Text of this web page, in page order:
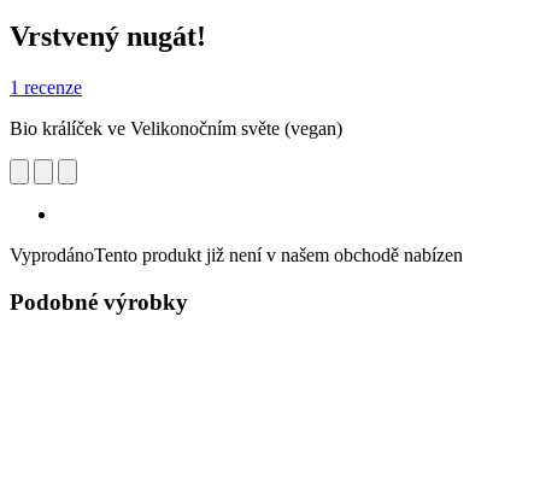
Vrstvený nugát!
1 recenze
Bio králíček ve Velikonočním světe (vegan)
VyprodánoTento produkt již není v našem obchodě nabízen
Podobné výrobky